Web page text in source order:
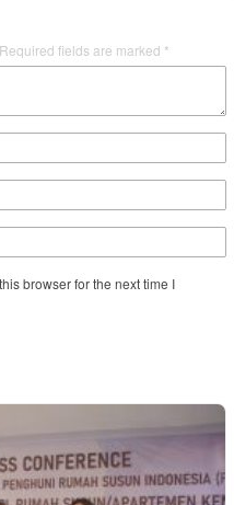
Required fields are marked *
browser for the next time I